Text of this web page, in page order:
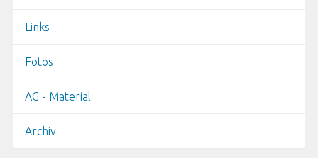
Links
Fotos
AG - Material
Archiv